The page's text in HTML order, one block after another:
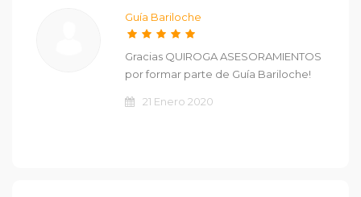
Guía Bariloche
Gracias QUIROGA ASESORAMIENTOS
por formar parte de Guía Bariloche!
21 Enero 2020